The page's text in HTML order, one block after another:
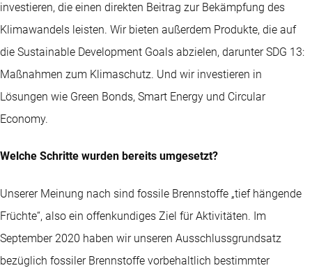
investieren, die einen direkten Beitrag zur Bekämpfung des
Klimawandels leisten. Wir bieten außerdem Produkte, die auf
die Sustainable Development Goals abzielen, darunter SDG 13:
Maßnahmen zum Klimaschutz. Und wir investieren in
Lösungen wie Green Bonds, Smart Energy und Circular
Economy.
Welche Schritte wurden bereits umgesetzt?
Unserer Meinung nach sind fossile Brennstoffe „tief hängende
Früchte“, also ein offenkundiges Ziel für Aktivitäten. Im
September 2020 haben wir unseren Ausschlussgrundsatz
bezüglich fossiler Brennstoffe vorbehaltlich bestimmter